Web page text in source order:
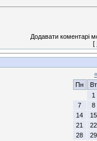
Додавати коментарі
[
«
Пн
Вт
1
7
8
14
15
21
22
28
29